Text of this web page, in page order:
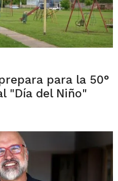
para la 50°
"Día del Niño"